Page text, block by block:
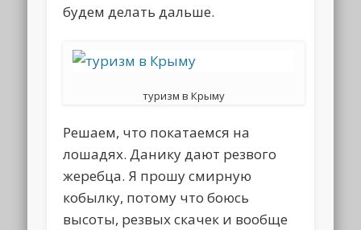
будем делать дальше.
туризм в Крыму
Решаем, что покатаемся на
лошадях. Данику дают резвого
жеребца. Я прошу смирную
кобылку, потому что боюсь
высоты, резвых скачек и вообще